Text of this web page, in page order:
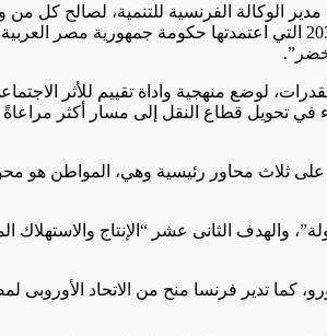
الوكالة الفرنسية للتنمية، لصالح كل من
لوضع منهجية واداة تقييم للأثر
في تحويل قطاع النقل إلى مسار أكثر مراعاةً
على ثلاث محاور رئيسية وهي، المواطن هو
“طاقة نظيفة وبإسعار معقولة”، والهدف الثانى عشر “الإنتاج